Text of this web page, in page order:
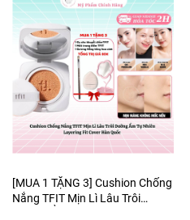
[MUA 1 TẶNG 3] Cushion Chống
Nắng TFIT Mịn Lì Lâu Trôi